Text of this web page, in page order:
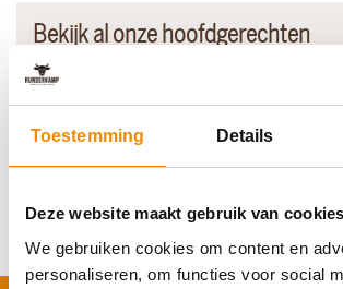
Toestemming Details
Deze website maakt gebruik van cookies
We gebruiken cookies om content en
personaliseren, om functies voor social
Bekijk al onze hoofdgerechten
ALL
Q
R S T U V W X Y Z
Asperges met diamanthaas